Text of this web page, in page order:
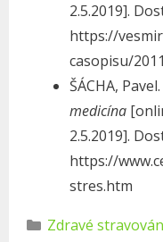
2.5.2019].
https://
casopisu/
ŠÁCHA,
medicína
2.5.2019].
https://
stres.htm
R
Zdravé